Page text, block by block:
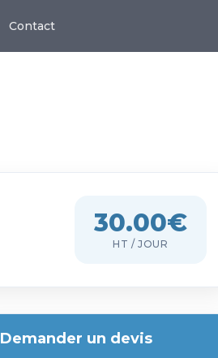
Contact
30.00€
HT / JOUR
Demander un devis